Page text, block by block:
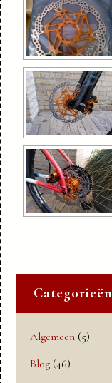
Categorieën
Algemeen (5)
Blog (46)